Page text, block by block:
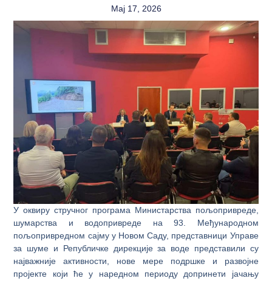
Maj 17, 2026
У оквиру стручног програма Министарства пољопривреде,
шумарства и водопривреде на 93. Међународном
пољопривредном сајму у Новом Саду, представници Управе
за шуме и Републичке дирекције за воде представили су
најважније активности, нове мере подршке и развојне
пројекте који ће у наредном периоду допринети јачању